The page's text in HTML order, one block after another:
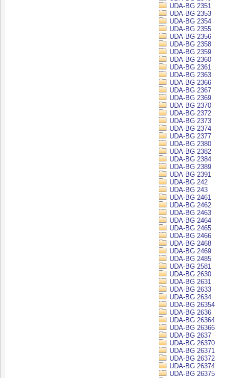
UDA-BG 2351
UDA-BG 2353
UDA-BG 2354
UDA-BG 2355
UDA-BG 2356
UDA-BG 2358
UDA-BG 2359
UDA-BG 2360
UDA-BG 2361
UDA-BG 2363
UDA-BG 2366
UDA-BG 2367
UDA-BG 2369
UDA-BG 2370
UDA-BG 2372
UDA-BG 2373
UDA-BG 2374
UDA-BG 2377
UDA-BG 2380
UDA-BG 2382
UDA-BG 2384
UDA-BG 2389
UDA-BG 2391
UDA-BG 242
UDA-BG 243
UDA-BG 2461
UDA-BG 2462
UDA-BG 2463
UDA-BG 2464
UDA-BG 2465
UDA-BG 2466
UDA-BG 2468
UDA-BG 2469
UDA-BG 2485
UDA-BG 2581
UDA-BG 2630
UDA-BG 2631
UDA-BG 2633
UDA-BG 2634
UDA-BG 26354
UDA-BG 2636
UDA-BG 26364
UDA-BG 26366
UDA-BG 2637
UDA-BG 26370
UDA-BG 26371
UDA-BG 26372
UDA-BG 26374
UDA-BG 26375